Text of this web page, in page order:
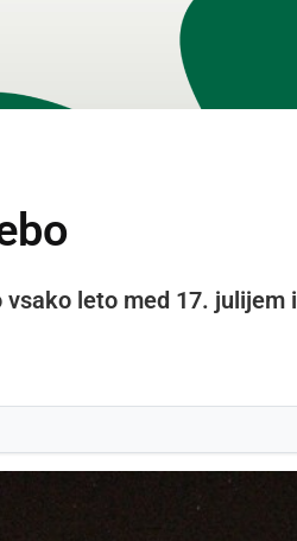
leto med 17. julijem